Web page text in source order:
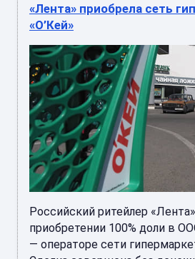
«Лента» приобрела сеть
«О’Кей»
Российский ритейлер
приобретении 100% доли в
— операторе сети